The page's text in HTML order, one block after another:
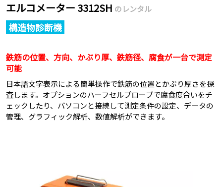
エルコメーター 3312SH のレンタル
構造物診断機
鉄筋の位置、方向、かぶり厚、鉄筋径、腐食が一台で測定
可能
日本語文字表示による簡単操作で鉄筋の位置とかぶり厚さを探
査します。オプションのハーフセルプローブで腐食度合いをチ
ェックしたり、パソコンと接続して測定条件の設定、データの
管理、グラフィック解析、数値解析ができます。